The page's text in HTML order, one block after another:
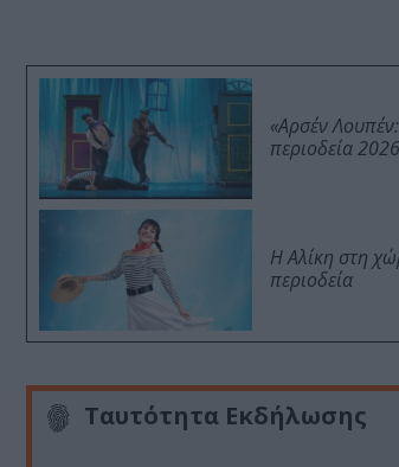
«Αρσέν
περιοδεία 2026
Η Αλίκη στη
περιοδεία
Ταυτότητα Εκδήλωσης